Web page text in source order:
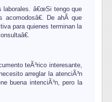
laborales. â€œSi tengo que
De ahÃ­ que
para quienes terminan la
teÃ³rico interesante,
arreglar la atenciÃ³n
buena intenciÃ³n, pero la